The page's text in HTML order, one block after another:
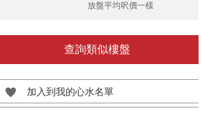
放盤平均呎價一樣
查詢類似樓盤
加入到我的心水名單